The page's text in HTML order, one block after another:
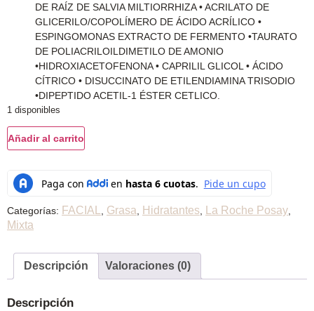
DE RAÍZ DE SALVIA MILTIORRHIZA • ACRILATO DE
GLICERILO/COPOLÍMERO DE ÁCIDO ACRÍLICO •
ESPINGOMONAS EXTRACTO DE FERMENTO •TAURATO
DE POLIACRILOILDIMETILO DE AMONIO
•HIDROXIACETOFENONA • CAPRILIL GLICOL • ÁCIDO
CÍTRICO • DISUCCINATO DE ETILENDIAMINA TRISODIO
•DIPEPTIDO ACETIL-1 ÉSTER CETLICO.
1 disponibles
Añadir al carrito
Categorías: FACIAL Grasa Hidratantes La Roche Posay
Mixta
Descripción Valoraciones (0)
Descripción